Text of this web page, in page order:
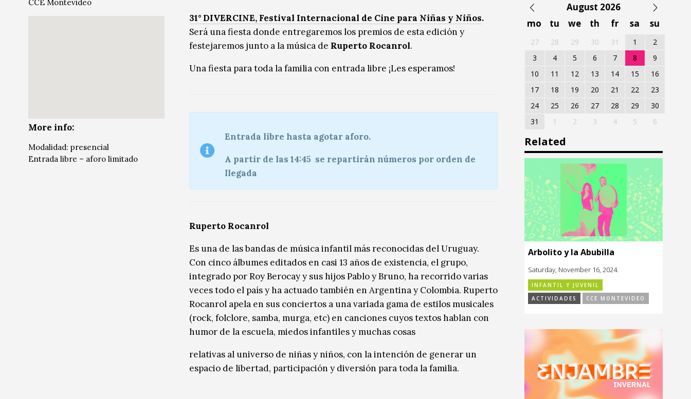
31° DIVERCINE, Festival Internacional de Cine para Niñas y Niños.
Será una fiesta donde entregaremos los premios de esta edición y
festejaremos junto a la música de Ruperto Rocanrol.
Una fiesta para toda la familia con entrada libre ¡Les esperamos!
Entrada libre hasta agotar aforo.
A partir de las 14:45 se repartirán números por orden de
llegada
Ruperto Rocanrol
Es una de las bandas de música infantil más reconocidas del Uruguay.
Con cinco álbumes editados en casi 13 años de existencia, el grupo,
integrado por Roy Berocay y sus hijos Pablo y Bruno, ha recorrido varias
veces todo el país y ha actuado también en Argentina y Colombia. Ruperto
Rocanrol apela en sus conciertos a una variada gama de estilos musicales
(rock, folclore, samba, murga, etc) en canciones cuyos textos hablan con
humor de la escuela, miedos infantiles y muchas cosas
relativas al universo de niñas y niños, con la intención de generar un
espacio de libertad, participación y diversión para toda la familia.
CCE Montevideo
More info:
Modalidad: presencial
Entrada libre – aforo limitado
August 2026
mo
tu we th fr sa su
27 28 29 30 31 1
2
3
4 5 6 7 8
9
10
11 12 13 14 15
16
17
18 19 20 21 22
23
24
25 26 27 28 29
30
31
1 2 3 4 5 6
Related
Arbolito y la Abubilla
Saturday, November 16, 2024.
INFANTIL Y JUVENIL
ACTIVIDADES
CCE MONTEVIDEO